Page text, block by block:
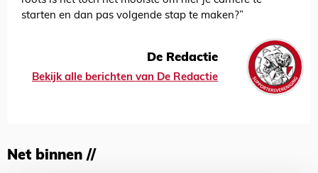
starten en dan pas volgende stap te maken?”
De Redactie
Bekijk alle berichten van De Redactie
Net binnen //